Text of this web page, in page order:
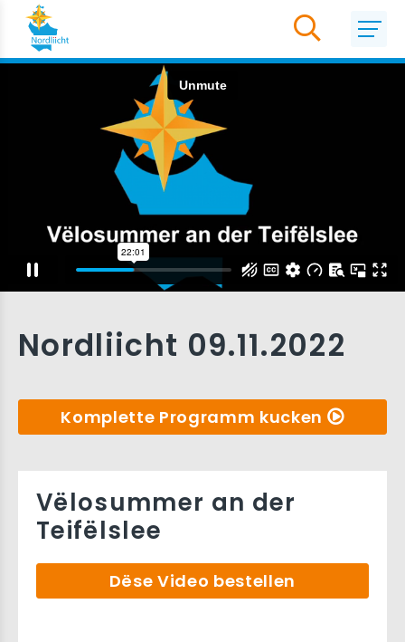
Nordliicht 09.11.2022
Komplette Programm kucken
Vëlosummer an der
Teifëlslee
Dëse Video bestellen